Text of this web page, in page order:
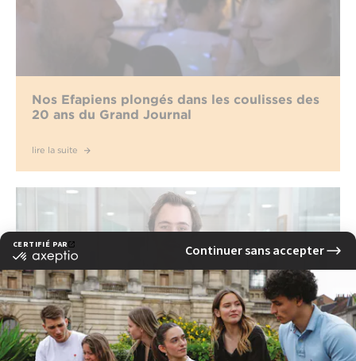
Nos Efapiens plongés dans les coulisses des
20 ans du Grand Journal
lire la suite